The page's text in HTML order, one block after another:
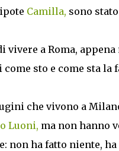
Camilla, sono
vivere a Roma,
sto e come sta la
che vivono a
Luoni, ma non hanno
non ha fatto niente,